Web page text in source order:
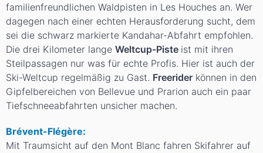
familienfreundlichen Waldpisten in Les Houches an. Wer
dagegen nach einer echten Herausforderung sucht, dem
sei die schwarz markierte Kandahar-Abfahrt empfohlen.
Die drei Kilometer lange Weltcup-Piste ist mit ihren
Steilpassagen nur was für echte Profis. Hier ist auch der
Ski-Weltcup regelmäßig zu Gast. Freerider können in den
Gipfelbereichen von Bellevue und Prarion auch ein paar
Tiefschneeabfahrten unsicher machen.
Brévent-Flégère:
Mit Traumsicht auf den Mont Blanc fahren Skifahrer auf